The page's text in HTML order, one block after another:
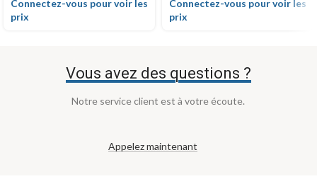
Connectez-vous pour voir les
prix
Connectez-vous pour voir les
prix
Vous avez des questions ?
Notre service client est à votre écoute.
Appelez maintenant